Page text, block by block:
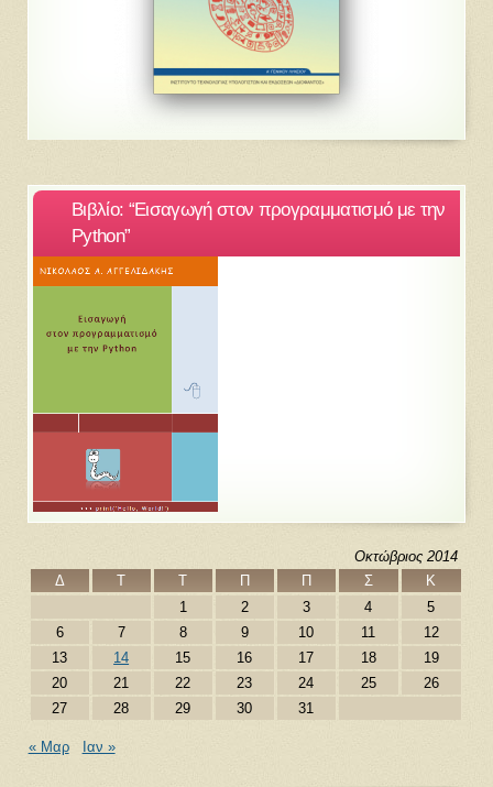
Βιβλίο: “Εισαγωγή στον προγραμματισμό με την
Python”
Οκτώβριος 2014
Δ
Τ Τ Π Π Σ
Κ
1
2 3 4
5
6
7 8 9 10 11
12
13
14 15 16 17 18
19
20
21 22 23 24 25
26
27
28 29 30 31
« Μαρ Ιαν »